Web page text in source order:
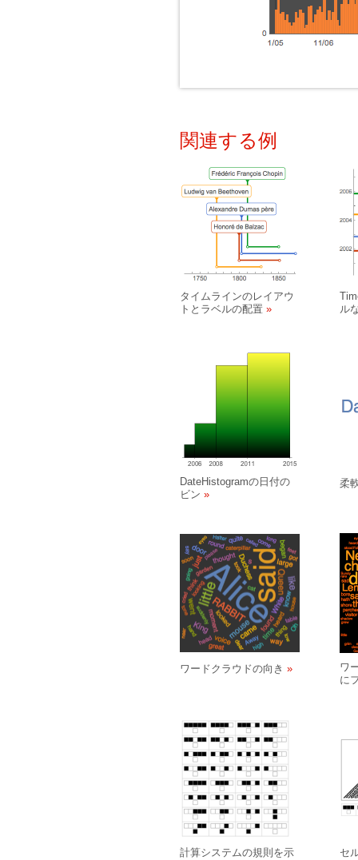
関連する例
タイムラインのレイアウ
トとラベルの配置
ル
DateHistogramの日付の
ビン
柔
ワードクラウドの向き
ワ
に
計算システムの規則を示
セ